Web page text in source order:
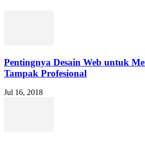
Pentingnya Desain Web untuk
Tampak Profesional
Jul 16, 2018